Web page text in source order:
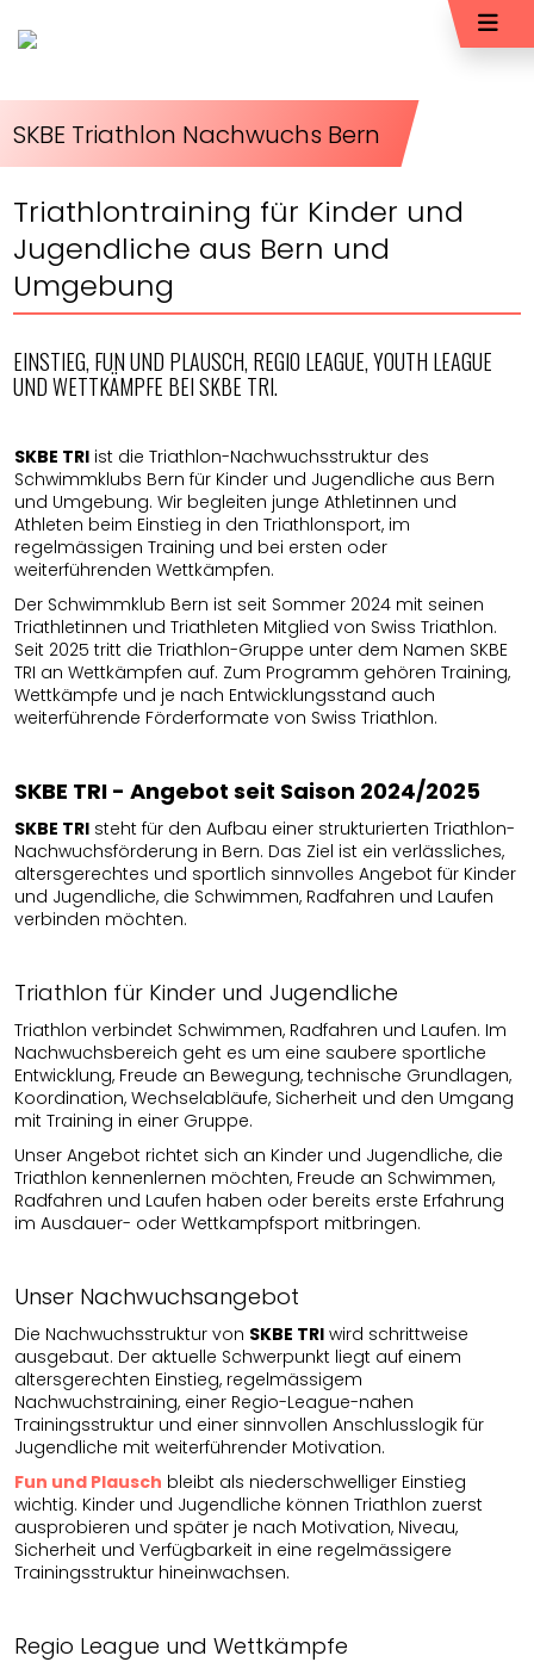
SKBE Triathlon Nachwuchs Bern
Triathlontraining für Kinder und
Jugendliche aus Bern und
Umgebung
EINSTIEG, FUN UND PLAUSCH, REGIO LEAGUE, YOUTH LEAGUE
UND WETTKÄMPFE BEI SKBE TRI.
SKBE TRI ist die Triathlon-Nachwuchsstruktur des
Schwimmklubs Bern für Kinder und Jugendliche aus Bern
und Umgebung. Wir begleiten junge Athletinnen und
Athleten beim Einstieg in den Triathlonsport, im
regelmässigen Training und bei ersten oder
weiterführenden Wettkämpfen.
Der Schwimmklub Bern ist seit Sommer 2024 mit seinen
Triathletinnen und Triathleten Mitglied von Swiss Triathlon.
Seit 2025 tritt die Triathlon-Gruppe unter dem Namen SKBE
TRI an Wettkämpfen auf. Zum Programm gehören Training,
Wettkämpfe und je nach Entwicklungsstand auch
weiterführende Förderformate von Swiss Triathlon.
SKBE TRI - Angebot seit Saison 2024/2025
SKBE TRI steht für den Aufbau einer strukturierten Triathlon-
Nachwuchsförderung in Bern. Das Ziel ist ein verlässliches,
altersgerechtes und sportlich sinnvolles Angebot für Kinder
und Jugendliche, die Schwimmen, Radfahren und Laufen
verbinden möchten.
Triathlon für Kinder und Jugendliche
Triathlon verbindet Schwimmen, Radfahren und Laufen. Im
Nachwuchsbereich geht es um eine saubere sportliche
Entwicklung, Freude an Bewegung, technische Grundlagen,
Koordination, Wechselabläufe, Sicherheit und den Umgang
mit Training in einer Gruppe.
Unser Angebot richtet sich an Kinder und Jugendliche, die
Triathlon kennenlernen möchten, Freude an Schwimmen,
Radfahren und Laufen haben oder bereits erste Erfahrung
im Ausdauer- oder Wettkampfsport mitbringen.
Unser Nachwuchsangebot
Die Nachwuchsstruktur von SKBE TRI wird schrittweise
ausgebaut. Der aktuelle Schwerpunkt liegt auf einem
altersgerechten Einstieg, regelmässigem
Nachwuchstraining, einer Regio-League-nahen
Trainingsstruktur und einer sinnvollen Anschlusslogik für
Jugendliche mit weiterführender Motivation.
Fun und Plausch bleibt als niederschwelliger Einstieg
wichtig. Kinder und Jugendliche können Triathlon zuerst
ausprobieren und später je nach Motivation, Niveau,
Sicherheit und Verfügbarkeit in eine regelmässigere
Trainingsstruktur hineinwachsen.
Regio League und Wettkämpfe